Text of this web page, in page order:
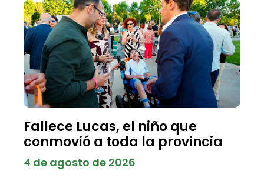
Fallece Lucas, el niño que
conmovió a toda la provincia
4 de agosto de 2026